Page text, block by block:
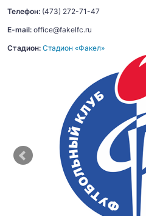
Телефон: (473) 272-71-47
E-mail: office@fakelfc.ru
Стадион: Стадион «Факел»